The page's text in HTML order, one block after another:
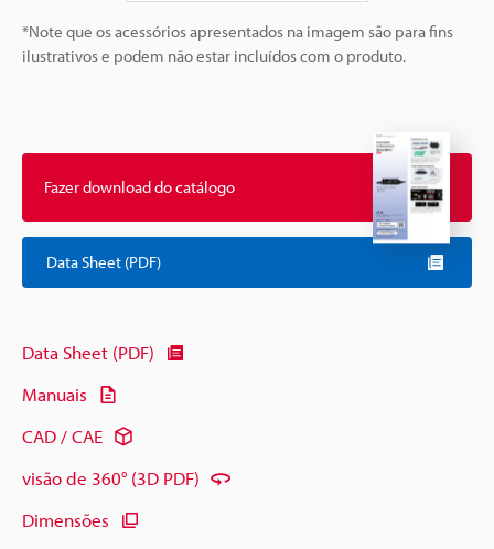
*Note que os acessórios apresentados na imagem são para fins
ilustrativos e podem não estar incluídos com o produto.
Fazer download do catálogo
Data Sheet (PDF)
Data Sheet (PDF)
Manuais
CAD / CAE
visão de 360° (3D PDF)
Dimensões